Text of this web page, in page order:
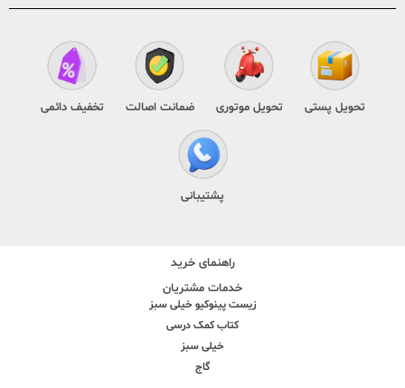
تحویل پستی تحویل موتوری ضمانت اصالت تخفیف دائمی
پشتیبانی
راهنمای خرید
خدمات مشتریان
زیست پینوکیو خیلی سبز
کتاب کمک درسی
خیلی سبز
گاج